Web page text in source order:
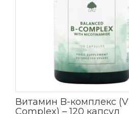
Витамин B-комплекс
Complex) – 120 капсул